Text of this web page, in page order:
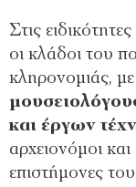
Στις
οι κλάδοι του
κληρονομιάς, με
και έργων
αρχειονόμοι και
επιστήμονες